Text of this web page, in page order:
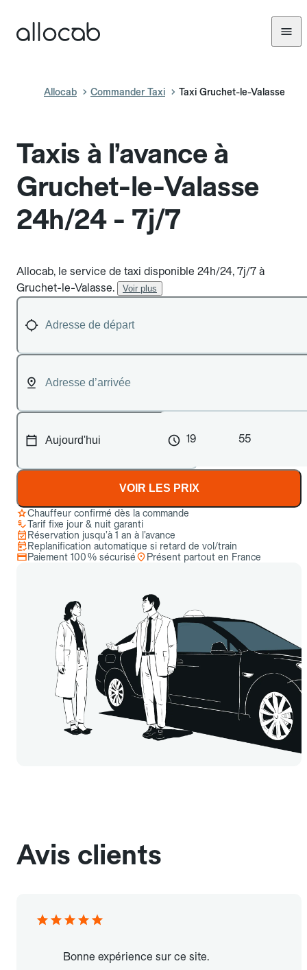
Allocab Commander Taxi Taxi Gruchet-le-Valasse
Taxis à l’avance à
Gruchet-le-Valasse
24h/24 - 7j/7
Allocab, le service de taxi disponible 24h/24, 7j/7 à
Gruchet-le-Valasse.
Voir plus
19 55
VOIR LES PRIX
Chauffeur confirmé dès la commande
Tarif fixe jour & nuit garanti
Réservation jusqu’à 1 an à l’avance
Replanification automatique si retard de vol/train
Paiement 100 % sécurisé
Présent partout en France
Avis clients
Bonne expérience sur ce site.